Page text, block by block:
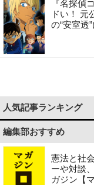
『名探偵
ドい！ 元
の“安室透
人気記事ランキング
編集部おすすめ
憲法と社
ーや対談
ガジン【